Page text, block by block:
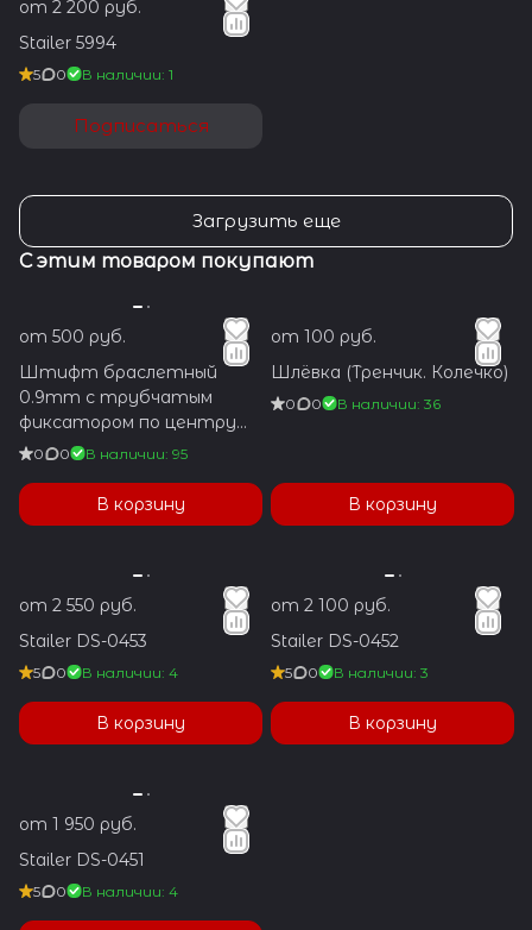
от 2 200 руб.
Stailer 5994
5 0 В наличии: 1
Подписаться
Загрузить еще
С этим товаром покупают
от 500 руб.
Штифт браслетный
0.9mm с трубчатым
фиксатором по центру
1.2x5.9mm
0 0 В наличии: 95
В корзину
от 100 руб.
Шлёвка (Тренчик. Колечко)
0 0 В наличии: 36
В корзину
от 2 550 руб.
Stailer DS-0453
5 0 В наличии: 4
В корзину
от 2 100 руб.
Stailer DS-0452
5 0 В наличии: 3
В корзину
от 1 950 руб.
Stailer DS-0451
5 0 В наличии: 4